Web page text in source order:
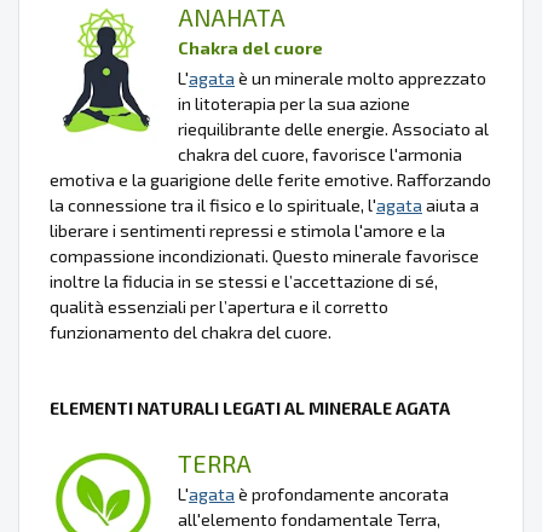
ANAHATA
Chakra del cuore
L'agata è un minerale molto apprezzato
in litoterapia per la sua azione
riequilibrante delle energie. Associato al
chakra del cuore, favorisce l'armonia
emotiva e la guarigione delle ferite emotive. Rafforzando
la connessione tra il fisico e lo spirituale, l'agata aiuta a
liberare i sentimenti repressi e stimola l'amore e la
compassione incondizionati. Questo minerale favorisce
inoltre la fiducia in se stessi e l’accettazione di sé,
qualità essenziali per l’apertura e il corretto
funzionamento del chakra del cuore.
ELEMENTI NATURALI LEGATI AL MINERALE AGATA
TERRA
L'agata è profondamente ancorata
all'elemento fondamentale Terra,